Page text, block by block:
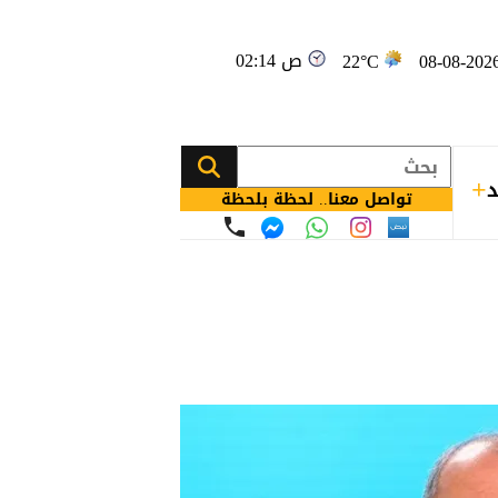
22°C 02:14 ص
تواصل معنا.. لحظة بلحظة